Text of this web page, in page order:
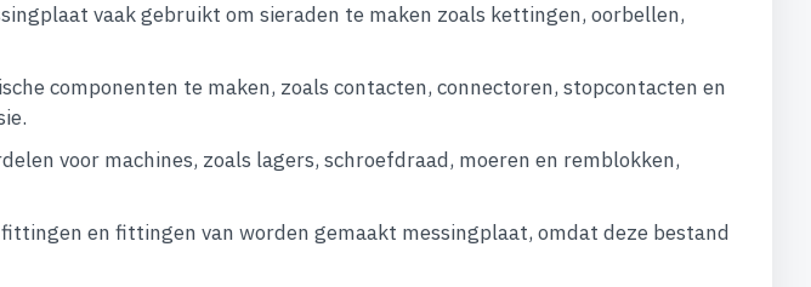
vaak gebruikt om sieraden te maken zoals kettingen, oorbellen,
componenten te maken, zoals contacten, connectoren, stopcontacten en
voor machines, zoals lagers, schroefdraad, moeren en remblokken,
en fittingen van worden gemaakt messingplaat, omdat deze bestand